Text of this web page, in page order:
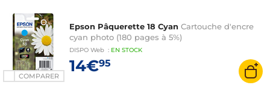
Expression Home XP-202.
COMPARER
Epson Pâquerette 18 Cyan Cartouche d'encre
cyan photo (180 pages à 5%)
DISPO Web : EN STOCK
14€95